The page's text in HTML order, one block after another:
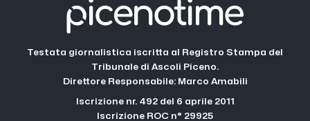
Testata giornalistica iscritta al Registro Stampa del
Tribunale di Ascoli Piceno.
Direttore Responsabile: Marco Amabili
Iscrizione nr. 492 del 6 aprile 2011
Iscrizione ROC n° 29925